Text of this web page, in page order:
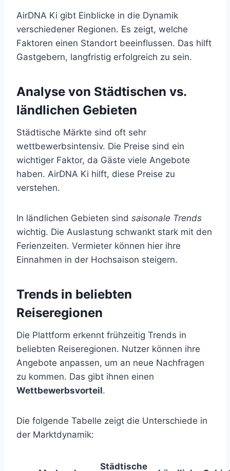
AirDNA Ki gibt Einblicke in die Dynamik
verschiedener Regionen. Es zeigt, welche
Faktoren einen Standort beeinflussen. Das hilft
Gastgebern, langfristig erfolgreich zu sein.
Analyse von Städtischen vs.
ländlichen Gebieten
Städtische Märkte sind oft sehr
wettbewerbsintensiv. Die Preise sind ein
wichtiger Faktor, da Gäste viele Angebote
haben. AirDNA Ki hilft, diese Preise zu
verstehen.
In ländlichen Gebieten sind saisonale Trends
wichtig. Die Auslastung schwankt stark mit den
Ferienzeiten. Vermieter können hier ihre
Einnahmen in der Hochsaison steigern.
Trends in beliebten
Reiseregionen
Die Plattform erkennt frühzeitig Trends in
beliebten Reiseregionen. Nutzer können ihre
Angebote anpassen, um an neue Nachfragen
zu kommen. Das gibt ihnen einen
Wettbewerbsvorteil.
Die folgende Tabelle zeigt die Unterschiede in
der Marktdynamik:
Städtische